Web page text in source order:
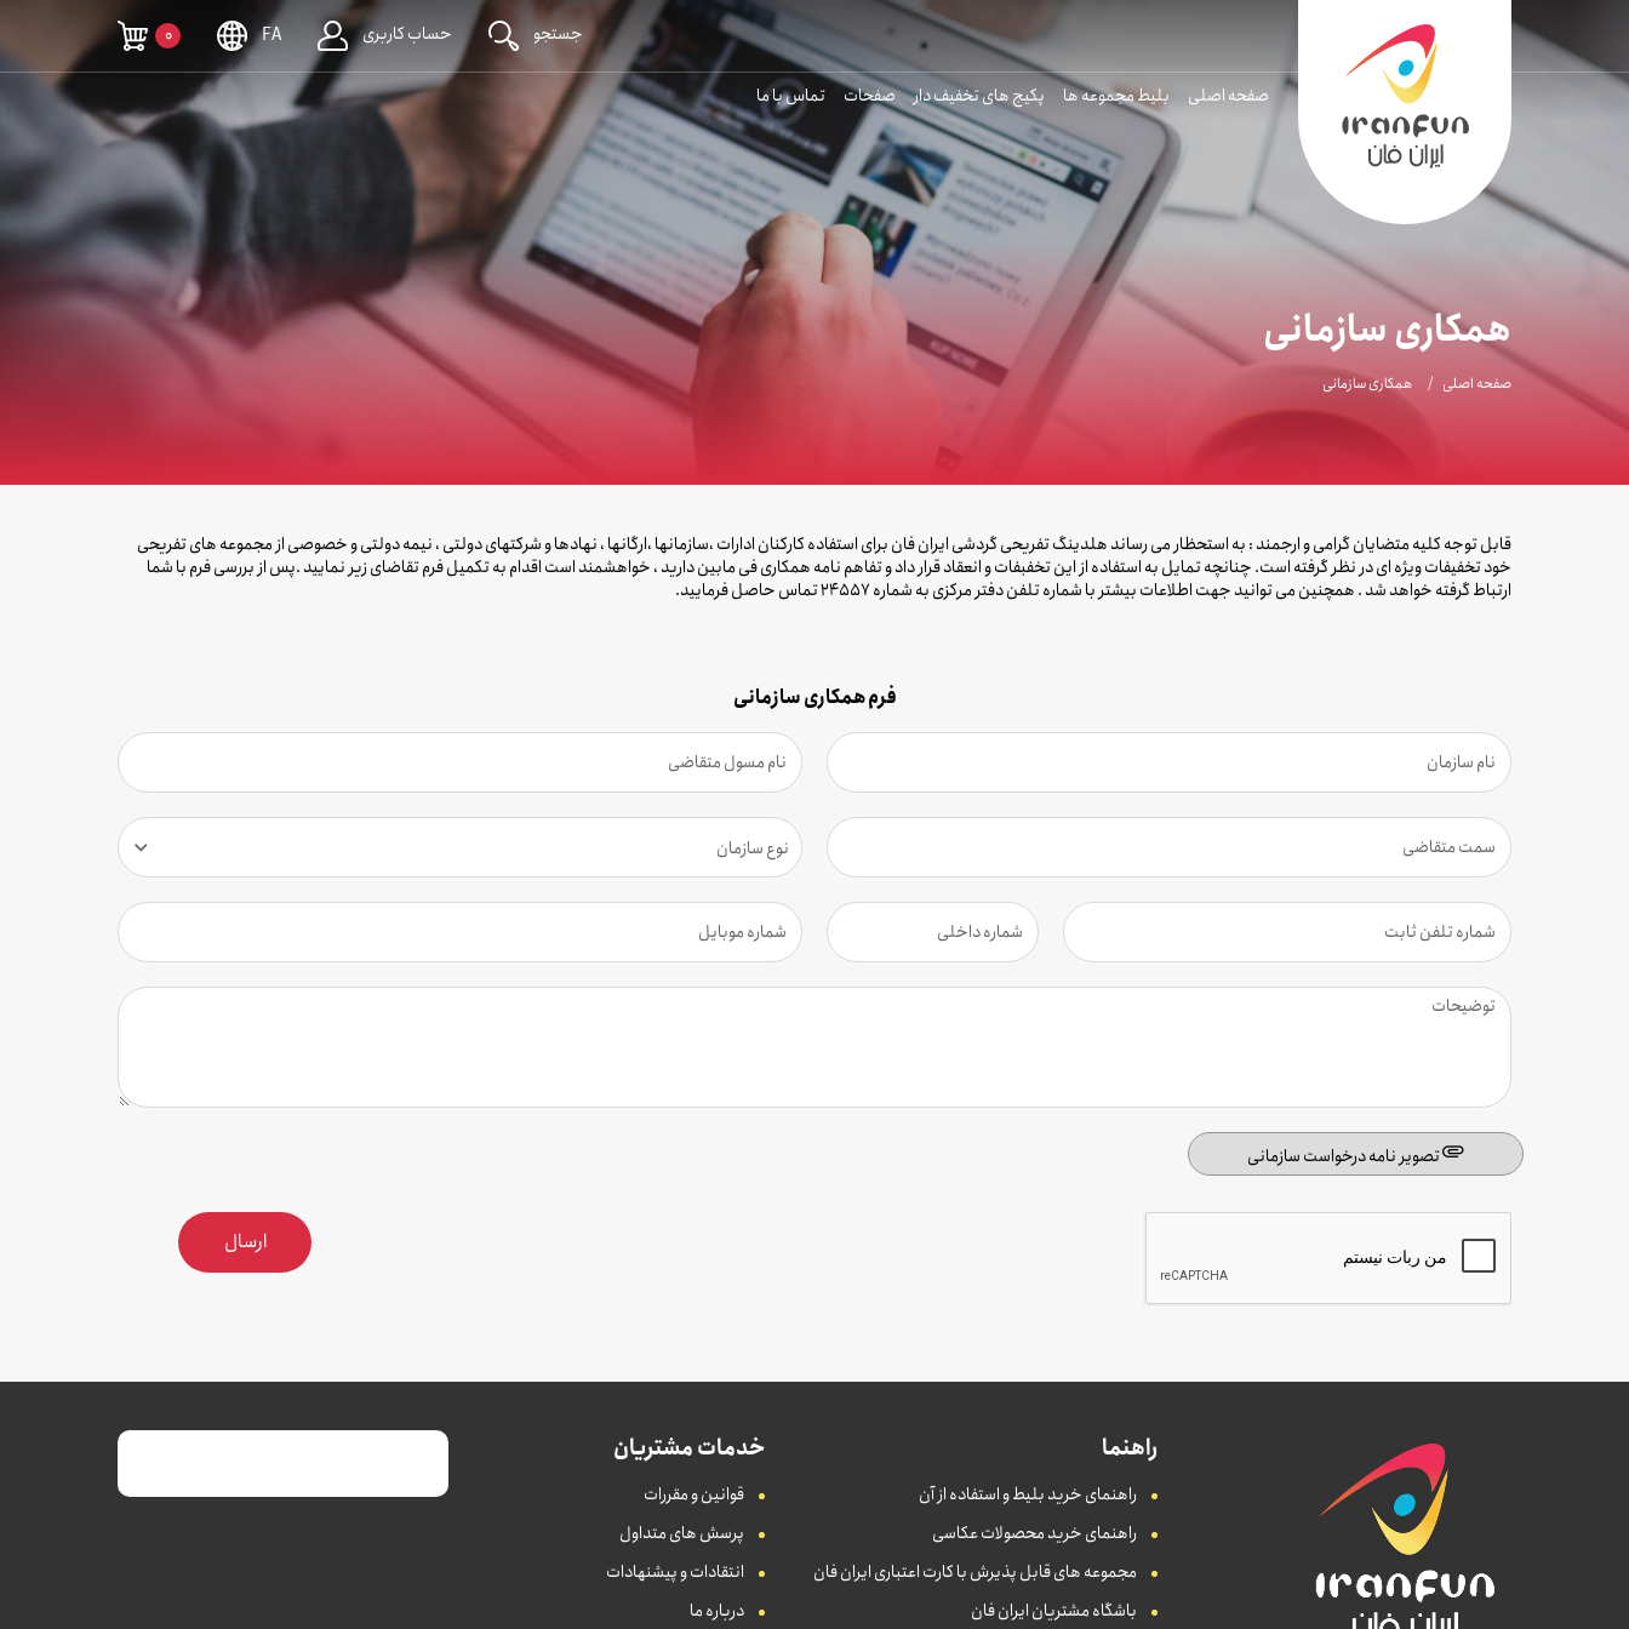
جستجو حساب کاربری FA
0
صفحه اصلی بلیط مجموعه ها پکیج های تخفیف دار صفحات تماس با ما
همکاری سازمانی
صفحه اصلی همکاری سازمانی
قابل توجه کلیه متضایان گرامی و ارجمند : به استحظار می رساند هلدینگ تفریحی گردشی ایران فان برای استفاده کارکنان ادارات ،سازمانها ،ارگانها ، نهادها و شرکتهای دولتی ، نیمه دولتی و خصوصی از مجموعه های تفریحی
خود تخفیفات ویژه ای در نظر گرفته است. چنانچه تمایل به استفاده از این تخفبفات و انعقاد قرار داد و تفاهم نامه همکاری فی مابین دارید ، خواهشمند است اقدام به تکمیل فرم تقاضای زیر نمایید .پس از بررسی فرم با شما
ارتباط گرفته خواهد شد . همچنین می توانید جهت اطلاعات بیشتر با شماره تلفن دفتر مرکزی به شماره 24557 تماس حاصل فرمایید.
فرم همکاری سازمانی
نوع سازمان
تصویر نامه درخواست سازمانی
راهنما
راهنمای خرید بلیط و استفاده از آن
راهنمای خرید محصولات عکاسی
مجموعه های قابل پذیرش با کارت اعتباری ایران فان
باشگاه مشتریان ایران فان
خدمات مشتریان
قوانین و مقررات
پرسش های متداول
انتقادات و پیشنهادات
درباره ما